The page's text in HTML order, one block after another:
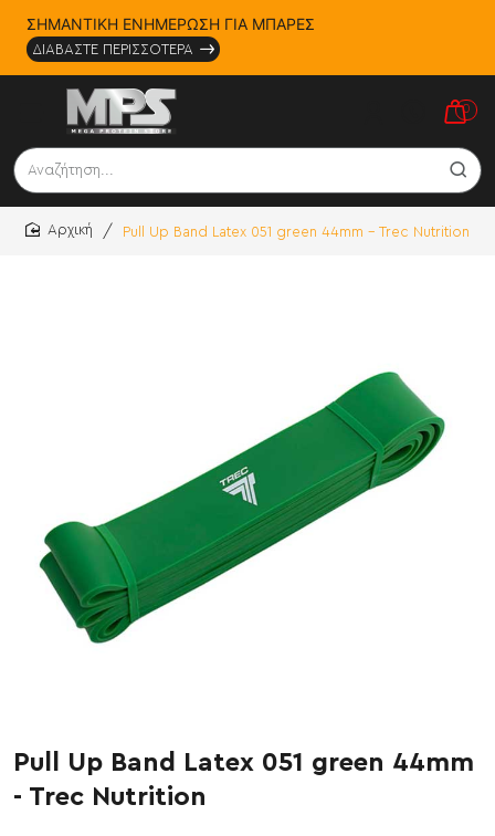
ΣΗΜΑΝΤΙΚΗ ΕΝΗΜΕΡΩΣΗ ΓΙΑ ΜΠΑΡΕΣ
ΔΙΑΒΑΣΤΕ ΠΕΡΙΣΣΟΤΕΡΑ
0
Αναζήτηση...
Pull Up Band Latex 051 green 44mm - Trec Nutrition
Έχει εξαντληθεί
Pull Up Band Latex 051 green 44mm
- Trec Nutrition